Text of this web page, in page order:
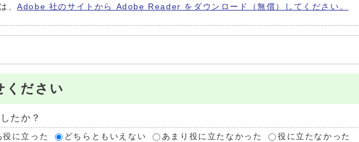
は、Adobe 社のサイトから Adobe Reader をダウンロード（無償）してください。
ください
たか？
役に立った どちらともいえない あまり役に立たなかった 役に立たなかった